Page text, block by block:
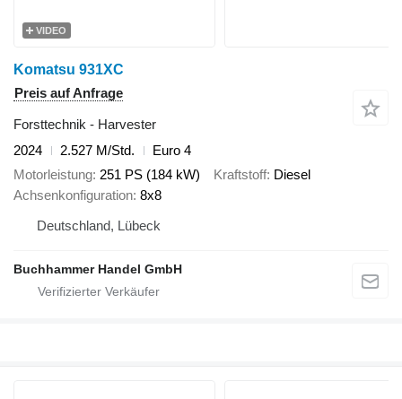
VIDEO
Komatsu 931XC
Preis auf Anfrage
Forsttechnik - Harvester
2024
2.527 M/Std.
Euro 4
Motorleistung 251 PS (184 kW) Kraftstoff Diesel
Achsenkonfiguration 8x8
Deutschland, Lübeck
Buchhammer Handel GmbH